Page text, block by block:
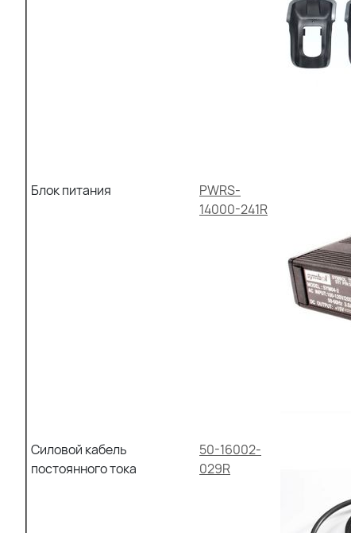
Блок питания
PWRS-
14000-241R
Силовой кабель
постоянного тока
50-16002-
029R